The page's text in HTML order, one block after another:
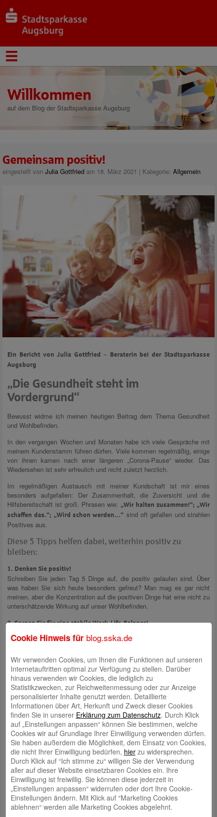
Willkommen
auf dem Blog der Stadtsparkasse Augsburg
Gemeinsam positiv!
eingestellt von Julia Gottfried am 18. März 2021 | Kategorie: Allgemein
Ein Bericht von Julia Gottfried – Beraterin bei der Stadtsparkasse
Augsburg
„Die Gesundheit steht im
Vordergrund“
Bewusst widme ich meinen heutigen Beitrag dem Thema Gesundheit
und Wohlbefinden.
In den vergangen Wochen und Monaten habe ich viele Gespräche mit
meinem Kundenstamm führen dürfen. Viele kommen regelmäßig, einige
von ihnen kamen nach einer längeren „Corona-Pause“ wieder. Das
Wiedersehen ist sehr erfreulich und nicht zuletzt herzlich.
Im regelmäßigen Austausch mit meiner Kundschaft ist mir eines
besonders aufgefallen: Der Zusammenhalt, die Zuversicht und die
Hilfsbereitschaft ist groß. Phrasen wie: „Wir halten zusammen!“; „Wir
schaffen das.“; „Wird schon werden…“ sind oft gefallen und strahlen
Positives aus.
Diese 5 Tipps helfen dabei, weiterhin positiv zu
bleiben:
1. Denken Sie positiv!
Schreiben Sie jeden Tag 5 Dinge auf, die positiv gelaufen sind. Über
was haben Sie sich heute besonders gefreut? Man mag es gar nicht
meinen, aber die Konzentration auf die positiven Dinge hat eine nicht zu
unterschätzende Wirkung auf unser Wohlbefinden.
2. Sorgen Sie für eine stabile Work-Life-Balance!
unangenehme Aufgaben zuerst! Erkennen Sie Ihre Zeitfresser. Nehmen
3. Vorfreude ist bekanntlich die schönste Freude!
Machen Sie sich eine Liste mit den Dingen, die Sie unternehmen
möchten, wenn diese wieder möglich sind.
4. Holen Sie sich die Kraft aus der Natur!
Machen Sie ein Sparziergang, genießen Sie die Natur und die frische
Luft. Die macht nicht nur munter, sondern sorgt für eine positive
Stimmung!
5. Machen Sie sich nützlich!
Engagieren Sie sich in der Öffentlichkeit. Bieten Sie Ihre Hilfe
Menschen und Tieren an, die es im Moment nicht einfach haben. Das
hilft nicht nur der Gesellschaft, sondern gibt auch Ihnen ein gutes
Gefühl!
Es gibt viele Dinge, die Sie tun können, um sich gut zu fühlen. Es liegt
in Ihrer Hand!
Cookie Hinweis für blog.sska.de
Wir verwenden Cookies, um Ihnen die Funktionen auf unseren
Internetauftritten optimal zur Verfügung zu stellen. Darüber
hinaus verwenden wir Cookies, die lediglich zu
Statistikzwecken, zur Reichweitenmessung oder zur Anzeige
personalisierter Inhalte genutzt werden. Detaillierte
Informationen über Art, Herkunft und Zweck dieser Cookies
finden Sie in unserer Erklärung zum Datenschutz. Durch Klick
auf „Einstellungen anpassen“ können Sie bestimmen, welche
Cookies wir auf Grundlage Ihrer Einwilligung verwenden dürfen.
Sie haben außerdem die Möglichkeit, dem Einsatz von Cookies,
die nicht Ihrer Einwilligung bedürfen, hierzu widersprechen.
Durch Klick auf “Ich stimme zu“ willigen Sie der Verwendung
aller auf dieser Website einsetzbaren Cookies ein. Ihre
Einwilligung ist freiwillig. Sie können diese jederzeit in
„Einstellungen anpassen“ widerrufen oder dort Ihre Cookie-
Einstellungen ändern. Mit Klick auf “Marketing Cookies
ablehnen“ werden alle Marketing Cookies abgelehnt.